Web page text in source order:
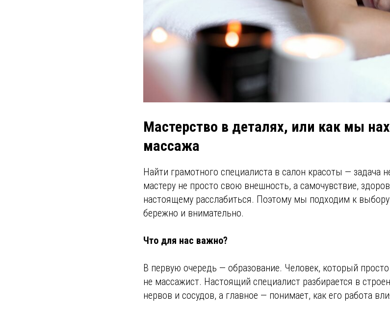
Мастерство в деталях, или как мы
массажа
Найти грамотного специалиста в салон красоты — задача
мастеру не просто свою внешность, а самочувствие,
настоящему расслабиться. Поэтому мы подходим к
бережно и внимательно.
Что для нас важно?
В первую очередь — образование. Человек, который
не массажист. Настоящий специалист разбирается в
нервов и сосудов, а главное — понимает, как его работа